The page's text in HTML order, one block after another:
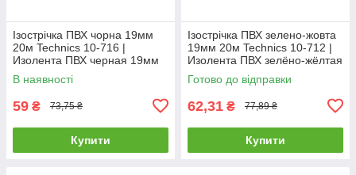
Ізострічка ПВХ чорна 19мм
20м Technics 10-716 |
Изолента ПВХ черная 19мм
20м Technics
В наявності
59 ₴ 73,75 ₴
Купити
Ізострічка ПВХ зелено-жовта
19мм 20м Technics 10-712 |
Изолента ПВХ зелёно-жёлтая
19мм 20м Technics
Готово до відправки
62,31 ₴ 77,89 ₴
Купити